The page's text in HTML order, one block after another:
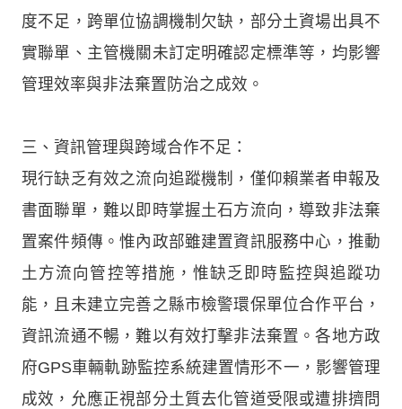
度不足，跨單位協調機制欠缺，部分土資場出具不
實聯單、主管機關未訂定明確認定標準等，均影響
管理效率與非法棄置防治之成效。
三、資訊管理與跨域合作不足：
現行缺乏有效之流向追蹤機制，僅仰賴業者申報及
書面聯單，難以即時掌握土石方流向，導致非法棄
置案件頻傳。惟內政部雖建置資訊服務中心，推動
土方流向管控等措施，惟缺乏即時監控與追蹤功
能，且未建立完善之縣市檢警環保單位合作平台，
資訊流通不暢，難以有效打擊非法棄置。各地方政
府GPS車輛軌跡監控系統建置情形不一，影響管理
成效，允應正視部分土質去化管道受限或遭排擠問